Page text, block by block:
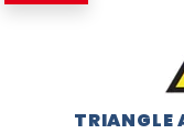
TRIANGLE